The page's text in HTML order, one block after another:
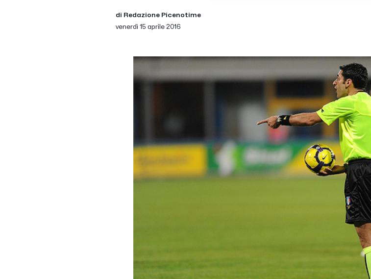
di Redazione Picenotime
venerdì 15 aprile 2016